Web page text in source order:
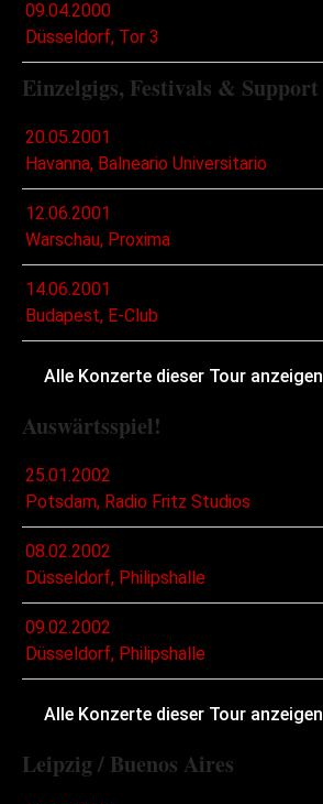
09.04.2000
Düsseldorf, Tor 3
Einzelgigs, Festivals & Support
20.05.2001
Havanna, Balneario Universitario
12.06.2001
Warschau, Proxima
14.06.2001
Budapest, E-Club
Alle Konzerte dieser Tour anzeigen
Auswärtsspiel!
25.01.2002
Potsdam, Radio Fritz Studios
08.02.2002
Düsseldorf, Philipshalle
09.02.2002
Düsseldorf, Philipshalle
Alle Konzerte dieser Tour anzeigen
Leipzig / Buenos Aires